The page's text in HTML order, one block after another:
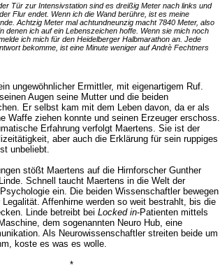
Tür zur Intensivstation sind es dreißig Meter nach links und
Flur endet. Wenn ich die Wand berühre, ist es meine
Achtzig Meter mal achtundneunzig macht 7840 Meter, also
denen ich auf ein Lebenszeichen hoffe. Wenn sie mich noch
ich mich für den Heidelberger Halbmarathon an. Jede
bekomme, ist eine Minute weniger auf Andrè Fechtners
ungewöhnlicher Ermittler, mit eigenartigem Ruf.
Augen seine Mutter und die beiden
Er selbst kam mit dem Leben davon, da er als
Waffe ziehen konnte und seinen Erzeuger erschoss.
Erfahrung verfolgt Maertens. Sie ist der
aber auch die Erklärung für sein ruppiges
unbeliebt.
stößt Maertens auf die Hirnforscher Gunther
Schnell taucht Maertens in die Welt der
ein. Die beiden Wissenschaftler bewegen
Affenhirne werden so weit bestrahlt, bis die
Linde betreibt bei Locked in-Patienten mittels
dem sogenannten Neuro Hub, eine
Als Neurowissenschaftler streiten beide um
koste es was es wolle.
*